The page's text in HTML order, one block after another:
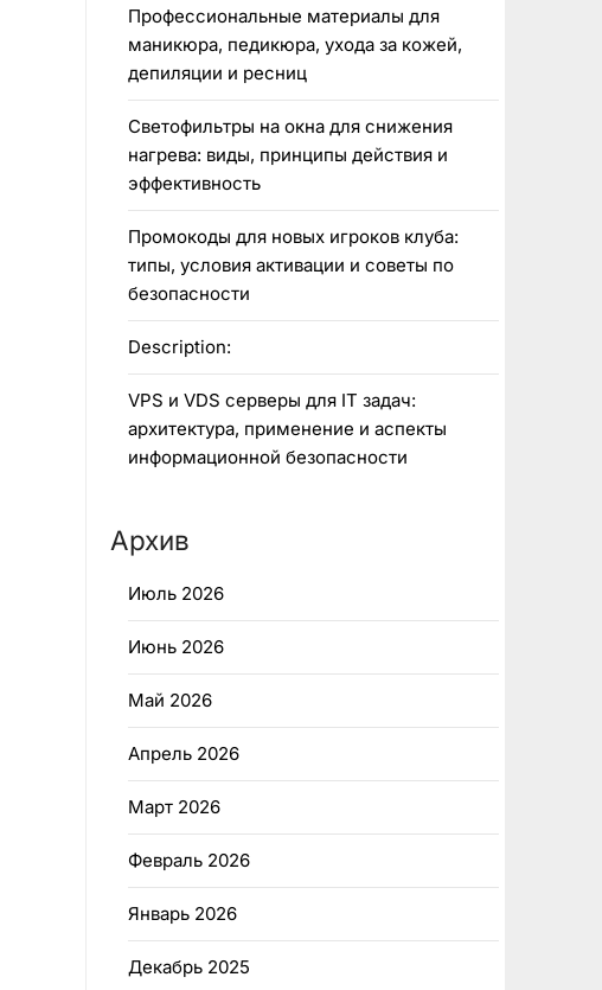
Профессиональные материалы для
маникюра, педикюра, ухода за кожей,
депиляции и ресниц
Светофильтры на окна для снижения
нагрева: виды, принципы действия и
эффективность
Промокоды для новых игроков клуба:
типы, условия активации и советы по
безопасности
Description:
VPS и VDS серверы для IT задач:
архитектура, применение и аспекты
информационной безопасности
Архив
Июль 2026
Июнь 2026
Май 2026
Апрель 2026
Март 2026
Февраль 2026
Январь 2026
Декабрь 2025